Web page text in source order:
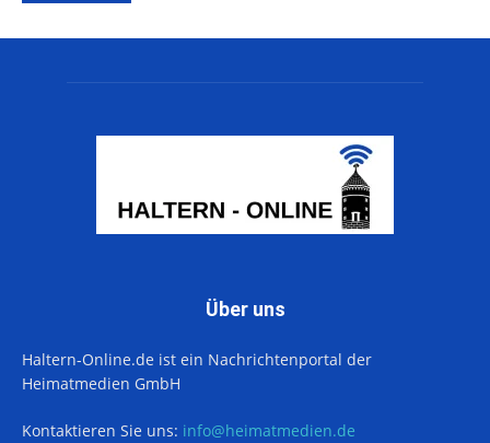
Über uns
Haltern-Online.de ist ein Nachrichtenportal der
Heimatmedien GmbH
Kontaktieren Sie uns: info@heimatmedien.de